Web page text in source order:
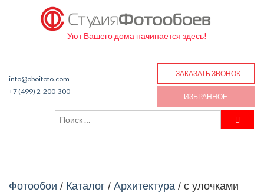
Уют Вашего дома начинается здесь!
info@oboifoto.com
+7 (499) 2-200-300
ЗАКАЗАТЬ ЗВОНОК
ИЗБРАННОЕ
Фотообои / Каталог / Архитектура / с улочками